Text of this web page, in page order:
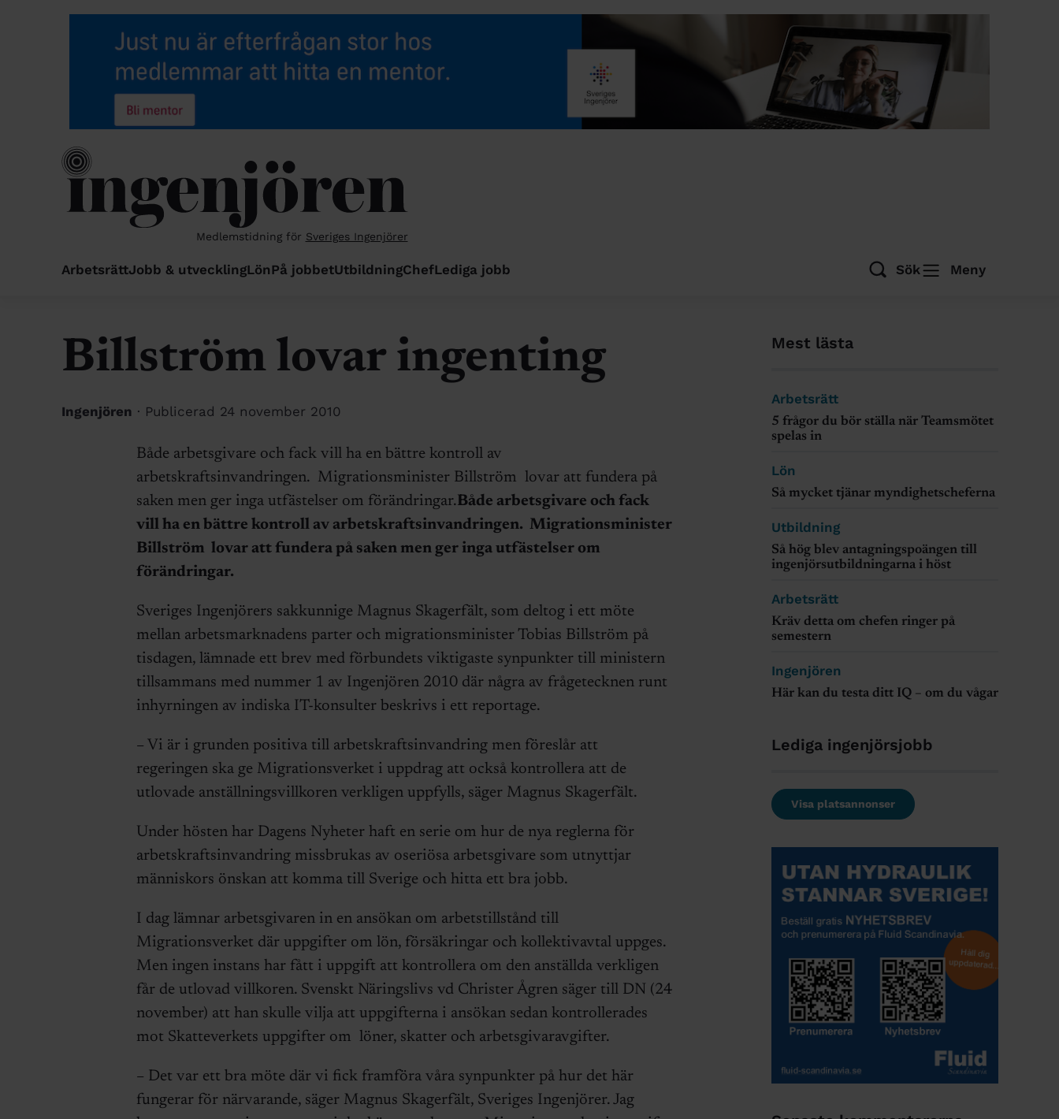
Medlemstidning för Sveriges Ingenjörer
ArbetsrättJobb & utvecklingLönPå jobbetUtbildningChefLediga jobb Sök Meny
Billström lovar ingenting
Ingenjören · Publicerad 24 november 2010
Både arbetsgivare och fack vill ha en bättre kontroll av
arbetskraftsinvandringen. Migrationsminister Billström lovar att fundera på
saken men ger inga utfästelser om förändringar.Både arbetsgivare och fack
vill ha en bättre kontroll av arbetskraftsinvandringen. Migrationsminister
Billström lovar att fundera på saken men ger inga utfästelser om
förändringar.
Sveriges Ingenjörers sakkunnige Magnus Skagerfält, som deltog i ett möte
mellan arbetsmarknadens parter och migrationsminister Tobias Billström på
tisdagen, lämnade ett brev med förbundets viktigaste synpunkter till ministern
tillsammans med nummer 1 av Ingenjören 2010 där några av frågetecknen runt
inhyrningen av indiska IT-konsulter beskrivs i ett reportage.
– Vi är i grunden positiva till arbetskraftsinvandring men föreslår att
regeringen ska ge Migrationsverket i uppdrag att också kontrollera att de
utlovade anställningsvillkoren verkligen uppfylls, säger Magnus Skagerfält.
Under hösten har Dagens Nyheter haft en serie om hur de nya reglerna för
arbetskraftsinvandring missbrukas av oseriösa arbetsgivare som utnyttjar
människors önskan att komma till Sverige och hitta ett bra jobb.
I dag lämnar arbetsgivaren in en ansökan om arbetstillstånd till
Migrationsverket där uppgifter om lön, försäkringar och kollektivavtal uppges.
Men ingen instans har fått i uppgift att kontrollera om den anställda verkligen
får de utlovad villkoren. Svenskt Näringslivs vd Christer Ågren säger till DN (24
november) att han skulle vilja att uppgifterna i ansökan sedan kontrollerades
mot Skatteverkets uppgifter om löner, skatter och arbetsgivaravgifter.
– Det var ett bra möte där vi fick framföra våra synpunkter på hur det här
fungerar för närvarande, säger Magnus Skagerfält, Sveriges Ingenjörer. Jag
Mest lästa
Arbetsrätt
5 frågor du bör ställa när Teamsmötet
spelas in
Lön
Så mycket tjänar myndighetscheferna
Utbildning
Så hög blev antagningspoängen till
ingenjörsutbildningarna i höst
Arbetsrätt
Kräv detta om chefen ringer på
semestern
Ingenjören
Här kan du testa ditt IQ – om du vågar
Lediga ingenjörsjobb
Visa platsannonser